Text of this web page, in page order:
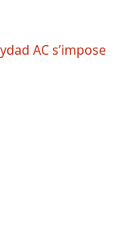
AC s’impose